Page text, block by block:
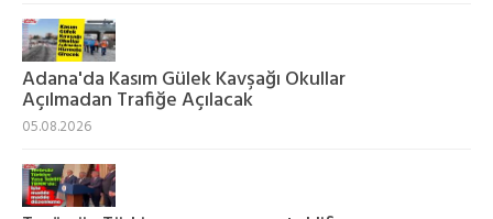
Adana'da Kasım Gülek Kavşağı Okullar
Açılmadan Trafiğe Açılacak
05.08.2026